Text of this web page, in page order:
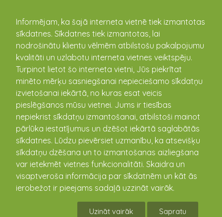
Informējam, ka šajā interneta vietnē tiek izmantotas
sīkdatnes. Sīkdatnes tiek izmantotas, lai
nodrošinātu klientu vēlmēm atbilstošu pakalpojumu
kvalitāti un uzlabotu interneta vietnes veiktspēju.
Turpinot lietot šo interneta vietni, Jūs piekrītat
minēto mērķu sasniegšanai nepieciešamo sīkdatņu
izvietošanai iekārtā, no kuras esat veicis
pieslēgšanos mūsu vietnei. Jums ir tiesības
nepiekrist sīkdatņu izmantošanai, atbilstoši mainot
pārlūka iestatījumus un dzēšot iekārtā saglabātās
sīkdatnes. Lūdzu pievērsiet uzmanību, ka atsevišķu
sīkdatņu dzēšana un to izmantošanas aizliegšana
var ietekmēt vietnes funkcionalitāti. Skaidra un
visaptveroša informācija par sīkdatnēm un kāt ās
ierobežot ir pieejams sadaļā uzzināt vairāk.
Uzināt vairāk Sapratu
kandava.lv
PASĀKUMU
KALENDĀRS
Kandavas novada vīru spēles
"Dzelzs vīrs"